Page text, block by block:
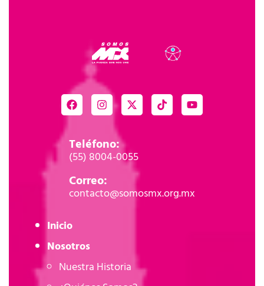
Teléfono:
(55) 8004-0055
Correo:
contacto@somosmx.org.mx
Inicio
Nosotros
Nuestra Historia